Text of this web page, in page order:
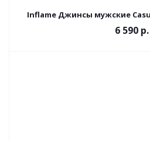
Inflame Джинсы мужские
6 590 р.